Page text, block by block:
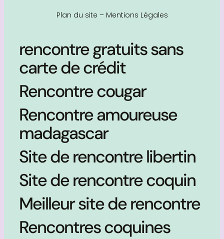
Plan du site – Mentions Légales
rencontre gratuits sans
carte de crédit
Rencontre cougar
Rencontre amoureuse
madagascar
Site de rencontre libertin
Site de rencontre coquin
Meilleur site de rencontre
Rencontres coquines